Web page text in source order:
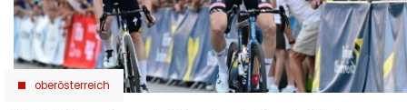
oberösterreich